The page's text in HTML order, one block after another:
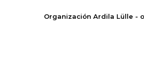
Organización Ardila Lülle -